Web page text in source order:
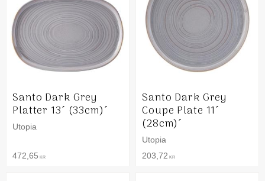
Santo Dark Grey
Platter 13´ (33cm)´
Utopia
472,65 KR
Santo Dark Grey
Coupe Plate 11´
(28cm)´
Utopia
203,72 KR